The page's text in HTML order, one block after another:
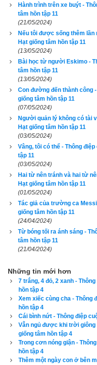
hơn một năm nay. Tôi
bông hoa cô vừa nhận
luôn sắp xếp trước mọi
mà cô sẽ nhận được vào
tôi nghĩ cô cần biết, tấm
ông ấy viết vào một năm
Hoa Hồng cám ơn người
cô run run mở tấm thiếp
từ ngày anh đi. Anh hy
qua quãng thời gian ấy.
Anh biết em rất cô đơn và
tất cả những gì anh có
Anh biết, chỉ mới một
buồn. Hoa hồng sẽ được
năm. cầm hoa trong tay,
hạnh phúc, những gì
em. Em phải tiếp tục
nhé. Anh biết điều đó
sẽ làm được. Những bó
không mở cứa, khi
chuông. Người giao hoa
trường hợp em không có
ta sẽ hiểu ra và mang bó
đến để ở bên anh thêm lần
Để đọc online trọn bộ
Hãy ủng hộ website
xemvm.com. Lịch vạn
Hành trình trên xe buýt -
tâm hồn tập 11
(21/05/2024)
Nếu tôi được sống thêm lần
Hạt giống tâm hồn tập 11
(13/05/2024)
Bài học từ người Eskimo -
tâm hồn tập 11
(13/05/2024)
Con đường đến thành công
giống tâm hồn tập 11
(07/05/2024)
Người quản lý không có tài
Hạt giống tâm hồn tập 11
(03/05/2024)
Vâng, tôi có thể - Thông
tập 11
(03/05/2024)
Hai từ nên tránh và hai từ
Hạt giống tâm hồn tập 11
(01/05/2024)
Tác giả của trường ca
giống tâm hồn tập 11
(24/04/2024)
Từ bóng tối ra ánh sáng -
tâm hồn tập 11
(21/04/2024)
Những tin mới hơn
7 trắng, 4 đỏ, 2 xanh -
hồn tập 4
Xem xiếc cùng cha - Thông
hồn tập 4
Cái bình nứt - Thông điệp
Vẫn ngủ được khi trời giông
giống tâm hồn tập 4
Trong cơn nóng giận -
hồn tập 4
Thêm một ngày con ở bên